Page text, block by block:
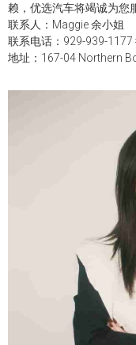
赖，优选汽车将竭诚为您
联系人：Maggie 余小姐
联系电话：929-939-
地址：167-04 Northern